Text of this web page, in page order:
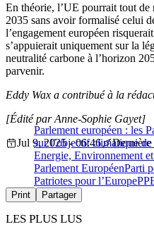
En théorie, l’UE pourrait tout
2035 sans avoir formalisé celui
l’engagement européen
s’appuierait uniquement sur la
neutralité carbone à l’horizon
parvenir.
Eddy Wax a contribué à la
Parlement européen : les
sur l’objectif climatique
[Édité par Anne-Sophie Gayet]
Jul 9, 2025 - 06:46
Dernière
Energie, Environnement
Parlement EuropéenParti
Patriotes pour l’Europe
Print Partager
LES PLUS LUS